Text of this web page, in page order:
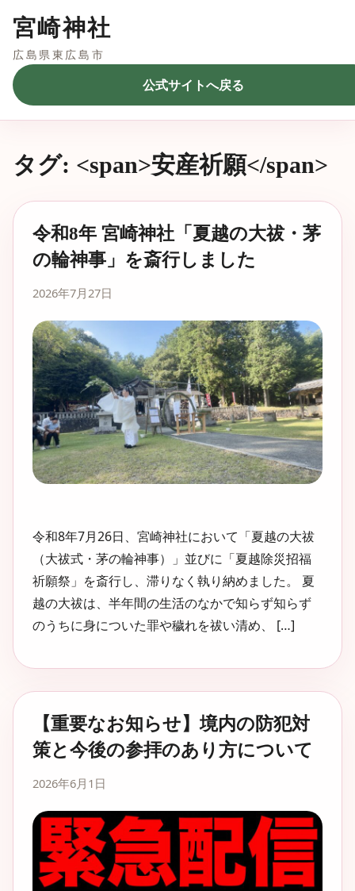
宮崎神社
広島県東広島市
公式サイトへ戻る
タグ: <span>安産祈願</span>
令和8年 宮崎神社「夏越の大祓・茅
の輪神事」を斎行しました
2026年7月27日
令和8年7月26日、宮崎神社において「夏越の大祓
（大祓式・茅の輪神事）」並びに「夏越除災招福
祈願祭」を斎行し、滞りなく執り納めました。 夏
越の大祓は、半年間の生活のなかで知らず知らず
のうちに身についた罪や穢れを祓い清め、 […]
【重要なお知らせ】境内の防犯対
策と今後の参拝のあり方について
2026年6月1日